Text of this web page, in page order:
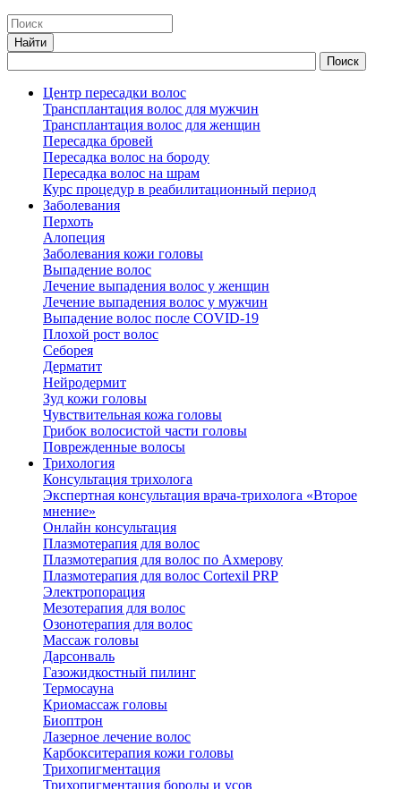
Центр пересадки волос
Трансплантация волос для мужчин
Трансплантация волос для женщин
Пересадка бровей
Пересадка волос на бороду
Пересадка волос на шрам
Курс процедур в реабилитационный период
Заболевания
Перхоть
Алопеция
Заболевания кожи головы
Выпадение волос
Лечение выпадения волос у женщин
Лечение выпадения волос у мужчин
Выпадение волос после COVID-19
Плохой рост волос
Cеборея
Дерматит
Нейродермит
Зуд кожи головы
Чувствительная кожа головы
Грибок волосистой части головы
Поврежденные волосы
Трихология
Консультация трихолога
Экспертная консультация врача-трихолога «Второе
мнение»
Онлайн консультация
Плазмотерапия для волос
Плазмотерапия для волос по Ахмерову
Плазмотерапия для волос Cortexil PRP
Электропорация
Мезотерапия для волос
Озонотерапия для волос
Массаж головы
Дарсонваль
Газожидкостный пилинг
Термосауна
Криомассаж головы
Биоптрон
Лазерное лечение волос
Карбокситерапия кожи головы
Трихопигментация
Трихопигментация бороды и усов